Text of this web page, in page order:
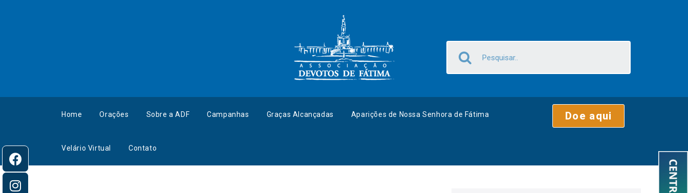
Home Orações Sobre a ADF Campanhas Graças Alcançadas Aparições de Nossa Senhora de Fátima
Velário Virtual Contato
Doe aqui